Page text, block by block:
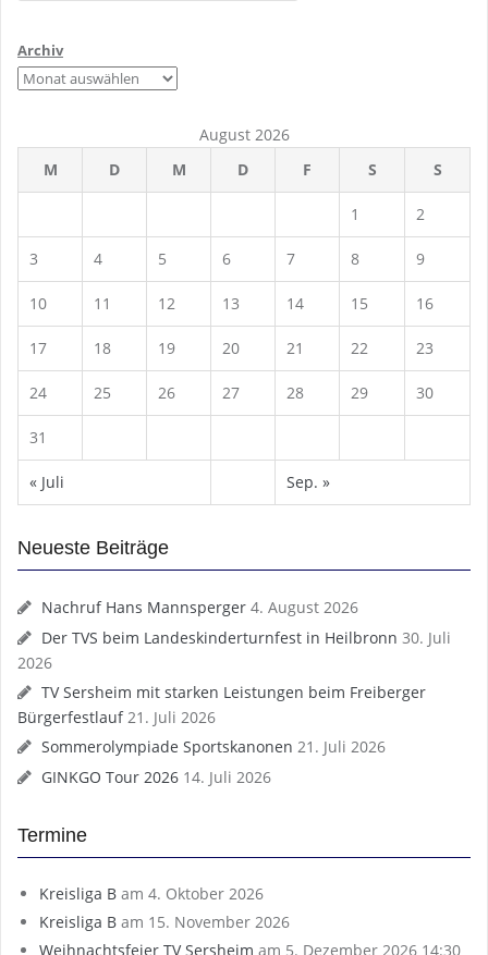
Archiv
August 2026
M
D M D F S S
1 2
3 4 5 6 7 8 9
10 11 12 13 14 15 16
17 18 19 20 21 22 23
24 25 26 27 28 29 30
31
« Juli Sep. »
Neueste Beiträge
Nachruf Hans Mannsperger 4. August 2026
Der TVS beim Landeskinderturnfest in Heilbronn 30. Juli
2026
TV Sersheim mit starken Leistungen beim Freiberger
Bürgerfestlauf 21. Juli 2026
Sommerolympiade Sportskanonen 21. Juli 2026
GINKGO Tour 2026 14. Juli 2026
Termine
Kreisliga B am 4. Oktober 2026
Kreisliga B am 15. November 2026
Weihnachtsfeier TV Sersheim am 5. Dezember 2026 14:30